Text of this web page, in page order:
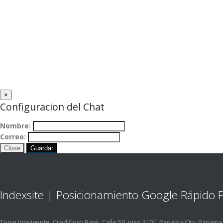
×
Configuracion del Chat
Nombre:
Correo:
Close Guardar
Indexsite | Posicionamiento Google Rápido